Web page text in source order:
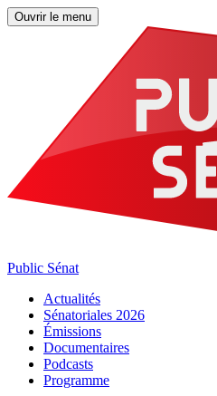
Ouvrir le menu
Public Sénat
Actualités
Sénatoriales 2026
Émissions
Documentaires
Podcasts
Programme